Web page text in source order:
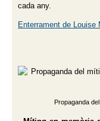
cada any.
Enterrament de Louise
Propaganda